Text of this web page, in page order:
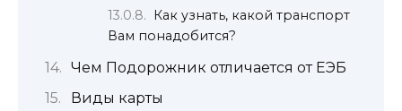
Как узнать, какой транспорт
Вам понадобится?
Чем Подорожник отличается от ЕЭБ
Виды карты